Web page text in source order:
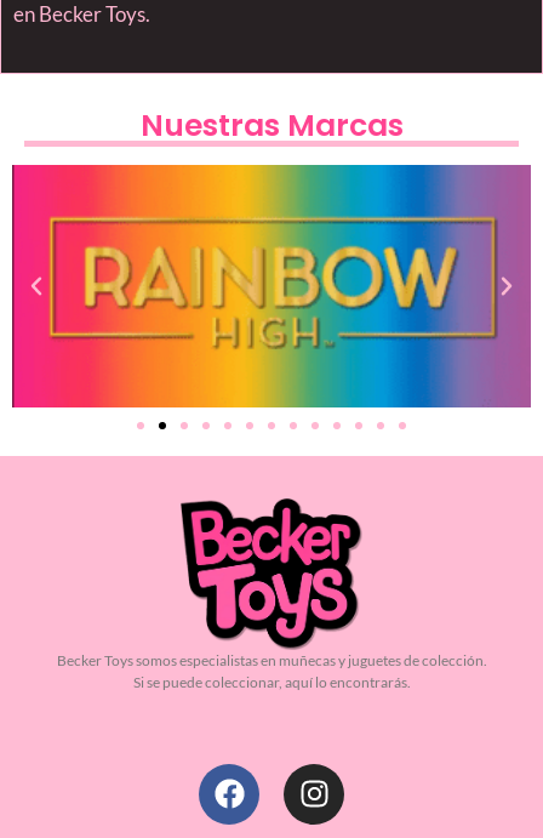
en Becker Toys.
Nuestras Marcas
Becker Toys somos especialistas en muñecas y juguetes de colección.
Si se puede coleccionar, aquí lo encontrarás.